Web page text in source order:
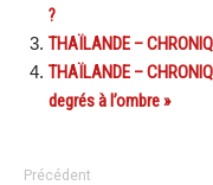
?
THAÏLANDE –
THAÏLANDE –
degrés à l’ombre »
Précédent